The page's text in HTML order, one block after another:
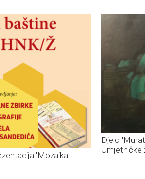
'Mozaika
Djelo
Umjetničke